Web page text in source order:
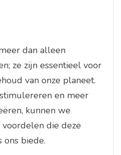
dan alleen
ze zijn essentieel voor
van onze planeet.
en meer
kunnen we
die deze
ons biede.